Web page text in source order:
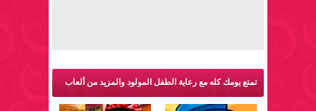
تمتع يومك كله مع رعاية الطفل المولود والمزيد من ألعاب